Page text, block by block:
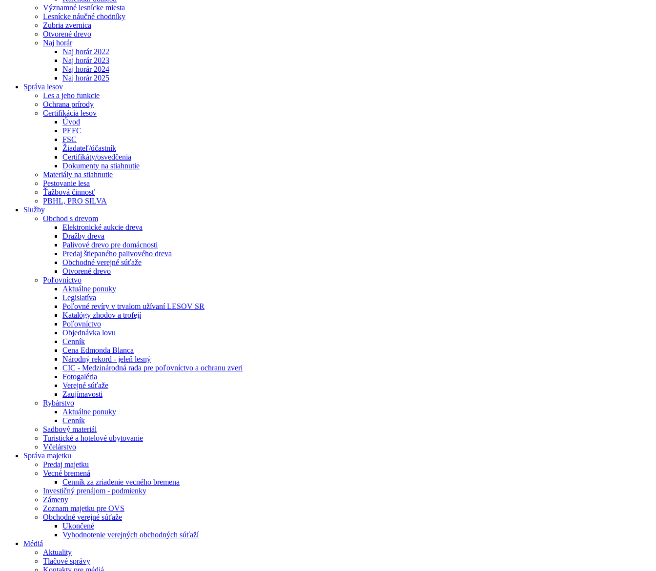
Významné lesnícke miesta
Lesnícke náučné chodníky
Zubria zvernica
Otvorené drevo
Naj horár
Naj horár 2022
Naj horár 2023
Naj horár 2024
Naj horár 2025
Správa lesov
Les a jeho funkcie
Ochrana prírody
Certifikácia lesov
Úvod
PEFC
FSC
Žiadateľ/účastník
Certifikáty/osvedčenia
Dokumenty na stiahnutie
Materiály na stiahnutie
Pestovanie lesa
Ťažbová činnosť
PBHL, PRO SILVA
Služby
Obchod s drevom
Elektronické aukcie dreva
Dražby dreva
Palivové drevo pre domácnosti
Predaj štiepaného palivového dreva
Obchodné verejné súťaže
Otvorené drevo
Poľovníctvo
Aktuálne ponuky
Legislatíva
Poľovné revíry v trvalom užívaní LESOV SR
Katalógy zhodov a trofejí
Poľovníctvo
Objednávka lovu
Cenník
Cena Edmonda Blanca
Národný rekord - jeleň lesný
CIC - Medzinárodná rada pre poľovníctvo a ochranu zveri
Fotogaléria
Verejné súťaže
Zaujímavosti
Rybárstvo
Aktuálne ponuky
Cenník
Sadbový materiál
Turistické a hotelové ubytovanie
Včelárstvo
Správa majetku
Predaj majetku
Vecné bremená
Cenník za zriadenie vecného bremena
Investičný prenájom - podmienky
Zámeny
Zoznam majetku pre OVS
Obchodné verejné súťaže
Ukončené
Vyhodnotenie verejných obchodných súťaží
Médiá
Aktuality
Tlačové správy